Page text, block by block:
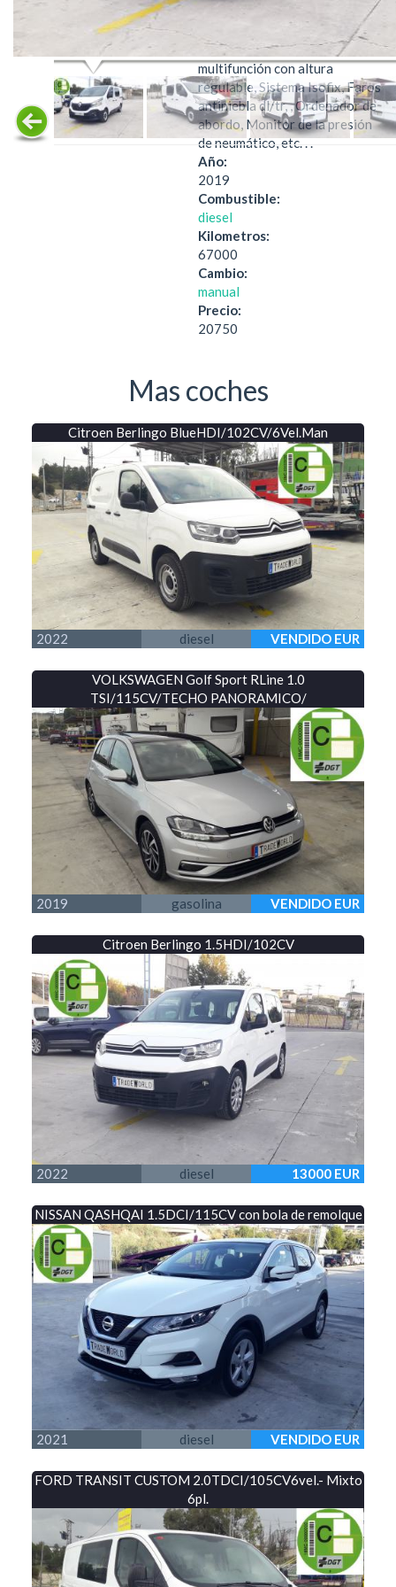
Airbags, Dirección Asistida,
Cierre Centralizado, Elevalunas
Eléctricos, Volante
multifunción con altura
regulable, Sistema Isofix, Faros
antiniebla dl/tr, , Ordenador de
abordo, Monitor de la presión
de neumático, etc. . .
Año:
2019
Combustible:
diesel
Kilometros:
67000
Cambio:
manual
Precio:
20750
Mas coches
Citroen Berlingo BlueHDI/102CV/6Vel.Man
2022 diesel VENDIDO EUR
VOLKSWAGEN Golf Sport RLine 1.0
TSI/115CV/TECHO PANORAMICO/
2019 gasolina VENDIDO EUR
Citroen Berlingo 1.5HDI/102CV
2022 diesel 13000 EUR
NISSAN QASHQAI 1.5DCI/115CV con bola de remolque
2021 diesel VENDIDO EUR
FORD TRANSIT CUSTOM 2.0TDCI/105CV6vel.- Mixto
6pl.